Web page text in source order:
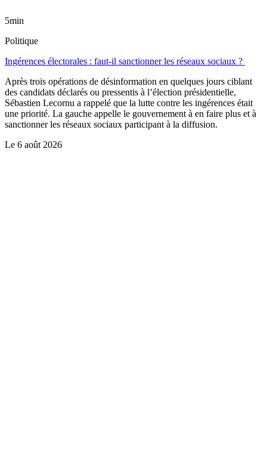
5min
Politique
Ingérences électorales : faut-il sanctionner les réseaux sociaux ?
Après trois opérations de désinformation en quelques jours ciblant
des candidats déclarés ou pressentis à l’élection présidentielle,
Sébastien Lecornu a rappelé que la lutte contre les ingérences était
une priorité. La gauche appelle le gouvernement à en faire plus et à
sanctionner les réseaux sociaux participant à la diffusion.
Le 6 août 2026